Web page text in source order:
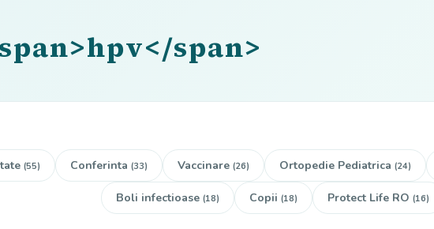
span>
(55) Conferinta (33) Vaccinare (26) Ortopedie Pediatrica (24)
Boli infectioase (18) Copii (18) Protect Life RO (16)